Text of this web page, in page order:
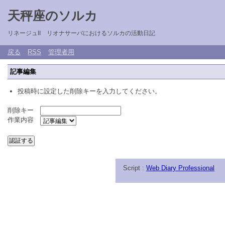
天秤座のソルカ
リネージュII リオナサーバにおけるソルカの活動日記
戻る RSS 管理者用
記事編集
投稿時に設定した削除キーを入力してください。
削除キー
作業内容
Script : Web Diary Professional